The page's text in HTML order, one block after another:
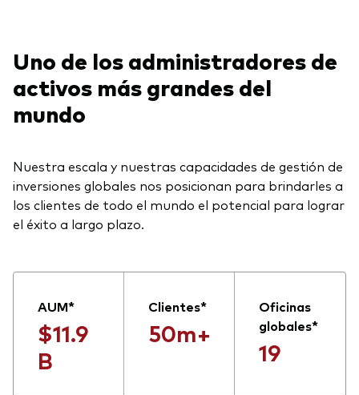
Uno de los administradores de
activos más grandes del
mundo
Nuestra escala y nuestras capacidades de gestión de
inversiones globales nos posicionan para brindarles a
los clientes de todo el mundo el potencial para lograr
el éxito a largo plazo.
AUM*
$11.9
B
Clientes*
50m+
Oficinas
globales*
19